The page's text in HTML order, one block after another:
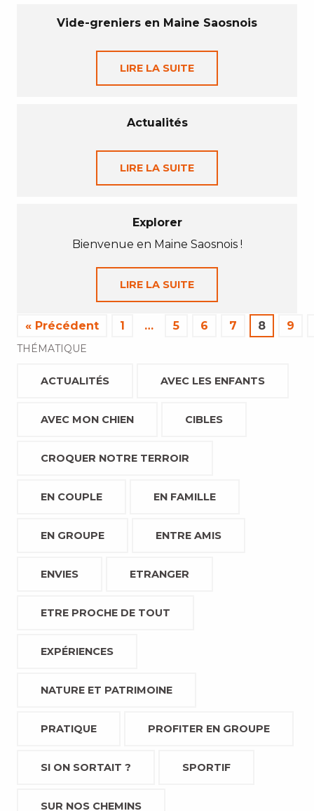
Vide-greniers en Maine Saosnois
LIRE LA SUITE
Actualités
LIRE LA SUITE
Explorer
Bienvenue en Maine Saosnois !
LIRE LA SUITE
« Précédent 1 … 5 6 7 8 9
THÉMATIQUE
ACTUALITÉS AVEC LES ENFANTS
AVEC MON CHIEN CIBLES
CROQUER NOTRE TERROIR
EN COUPLE EN FAMILLE
EN GROUPE ENTRE AMIS
ENVIES ETRANGER
ETRE PROCHE DE TOUT
EXPÉRIENCES
NATURE ET PATRIMOINE
PRATIQUE PROFITER EN GROUPE
SI ON SORTAIT ? SPORTIF
SUR NOS CHEMINS